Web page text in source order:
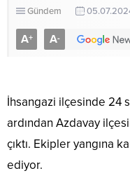
Gündem
A+ A-
İhsangazi ilçesinde 24
ardından Azdavay
çıktı. Ekipler yangına
ediyor.